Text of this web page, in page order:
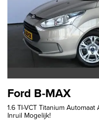
Ford B-MAX
1.6 TI-VCT Titanium
Inruil Mogelijk!